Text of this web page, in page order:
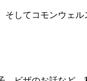
そしてコモンウェ